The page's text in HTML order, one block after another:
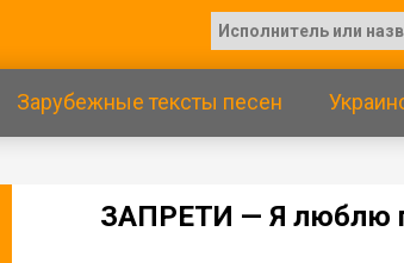
Зарубежные тексты песен
ЗAПPETИ — Я люблю